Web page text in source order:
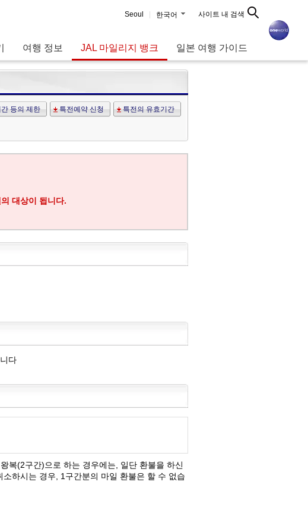
Seoul 한국어 사이트 내 검색
여행 정보 JAL 마일리지 뱅크 일본 여행 가이드
등의 제한 특전예약 신청 특전의 유효기간
대상이 됩니다.
다
복(2구간)으로 하는 경우에는, 일단 환불을 하신
하시는 경우, 1구간분의 마일 환불은 할 수 없습